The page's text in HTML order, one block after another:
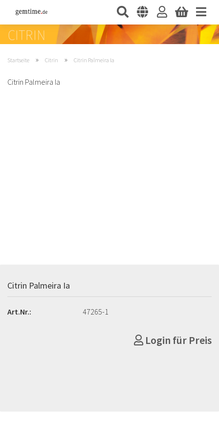
Startseite » Citrin » Citrin Palmeira Ia
Citrin Palmeira Ia
Citrin Palmeira Ia
Art.Nr.: 47265-1
Login für Preis